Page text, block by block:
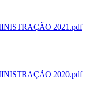
2021.pdf
2020.pdf